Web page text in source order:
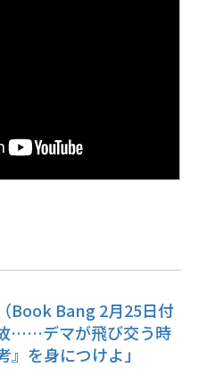
Book Bang 2月25日付
……デマが飛び交う時
を身につけよ」